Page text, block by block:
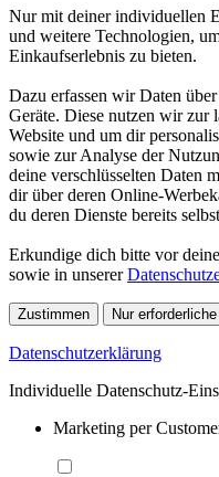
Nur mit deiner individuellen
und weitere Technologien,
Einkaufserlebnis zu bieten.
Dazu erfassen wir Daten
Geräte. Diese nutzen wir zur
Website und um dir
sowie zur Analyse der
deine verschlüsselten Daten
dir über deren Online-
du deren Dienste bereits
Erkundige dich bitte vor
sowie in unserer
Zustimmen Nur erforderliche
Datenschutzerklärung
Individuelle Datenschutz-
Marketing per